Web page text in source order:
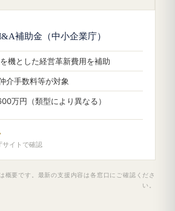
補助金（中小企業庁）
機とした経営革新費用を補助
介手数料等が対象
万円（類型により異なる）
サイトで確認
概要です。最新の支援内容は各窓口にご確認くださ
い。